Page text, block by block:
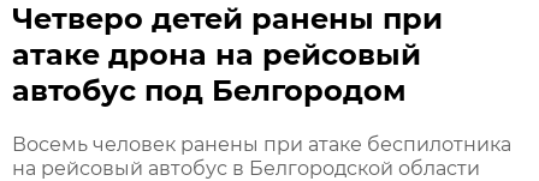
Четверо детей ранены при
атаке дрона на рейсовый
автобус под Белгородом
Восемь человек ранены при атаке беспилотника
на рейсовый автобус в Белгородской области